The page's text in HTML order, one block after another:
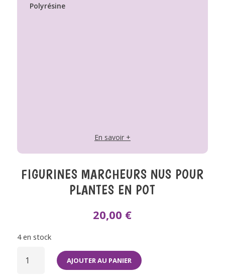
Polyrésine
En savoir +
FIGURINES MARCHEURS NUS POUR
PLANTES EN POT
20,00 €
4 en stock
DE
FIGURINES
MARCHEURS
AJOUTER AU PANIER